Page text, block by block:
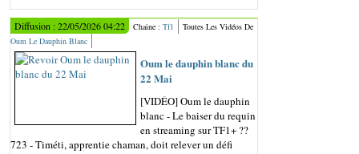
Diffusion : 22/05/2026 04:22 Chaine : Tf1
Toutes Les Vidéos De
Oum Le Dauphin Blanc
Oum le dauphin blanc du
22 Mai
[VIDÉO] Oum le dauphin
blanc - Le baiser du requin
en streaming sur TF1+ ??
723 - Timéti, apprentie chaman, doit relever un défi